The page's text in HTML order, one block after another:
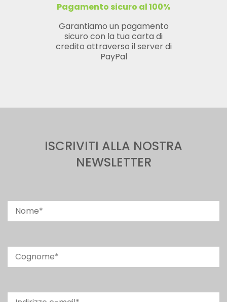
Pagamento sicuro al 100%
Garantiamo un pagamento
sicuro con la tua carta di
credito attraverso il server di
PayPal
ISCRIVITI ALLA NOSTRA
NEWSLETTER